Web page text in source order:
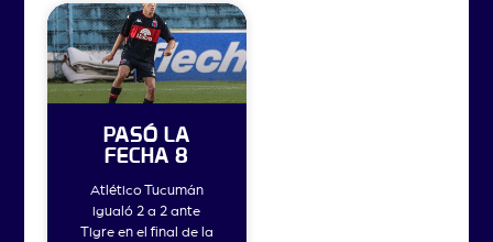
PASÓ LA
FECHA 8
Atlético Tucumán
igualó 2 a 2 ante
Tigre en el final de la